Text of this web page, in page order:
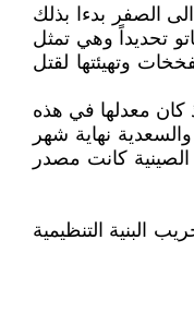
المفخخة في محافظة بابل الى الصفر بدءا بذلك
تحديداً وهي تمثل
وتهيئتها لقتل
من العام نفسه اذ كان معدلها في هذه
تحرير جلولاء والسعدية نهاية شهر
في منتصف تشرين الاول 2015 الامر الذي نفهم منه ان الصينية كانت مصدر
البنية التنظيمية